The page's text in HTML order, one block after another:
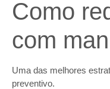
Como
com
Uma das melhores
preventivo.